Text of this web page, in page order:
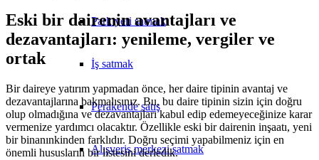
Park yeri satmak
İş satmak
Perakende satış
Alışveriş merkezi satmak
Eski bir dairenin avantajları ve
dezavantajları: yenileme, vergiler ve
ortak
Bir daireye yatırım yapmadan önce, her daire tipinin avantaj ve
dezavantajlarına bakmalısınız. Bu, bu daire tipinin sizin için doğru
olup olmadığına ve dezavantajları kabul edip edemeyeceğinize karar
vermenize yardımcı olacaktır. Özellikle eski bir dairenin inşaatı, yeni
bir binanınkinden farklıdır. Doğru seçimi yapabilmeniz için en
önemli hususların bir listesini derledik.